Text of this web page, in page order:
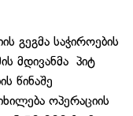
გეგმა საჭიროების
მდივანმა პიტ
წინაშე
ოპერაციის